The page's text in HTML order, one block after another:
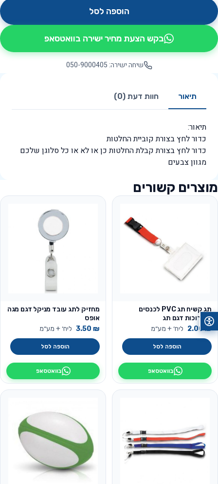
הוספה לסל
בקש הצעת מחיר ישירה בוואטסאפ
שיחה ישירה: 050-9000405
תיאור חוות דעת (0)
תיאור:
כדור לחץ בצורת קוביית החלטות
כדור לחץ בצורת קבלת החלטות כן או לא או כל סלוגן שלכם
מגוון צבעים
מוצרים קשורים
תג קשיח תג PVC לכנסים
ותערוכות דגם תג
2.00₪ ליח׳ + מע״מ
הוספה לסל
בוואטסאפ
מחזיק לתג עובד מניקל דגם מגה
אופס
3.50 ₪ ליח׳ + מע״מ
הוספה לסל
בוואטסאפ